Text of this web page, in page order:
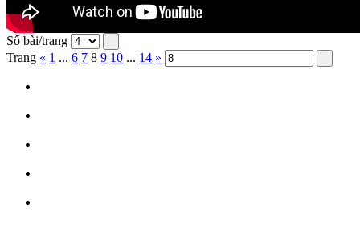
Số bài/trang
Trang « 1 ... 6 7 8 9 10 ... 14 »